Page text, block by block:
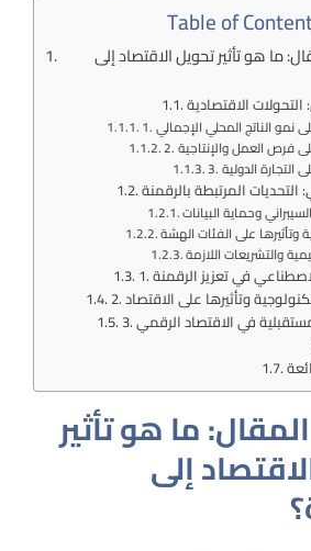
Table of
ما هو تأثير تحويل الاقتصاد إلى
الاقتصادية
على نمو الناتج المحلي الإجمالي
على فرص العمل والإنتاجية
التجارة الدولية
التحديات المرتبطة بالرقمنة
وحماية البيانات
وتأثيرها على الفئات الهشة
والتشريعات اللازمة
في تعزيز الرقمنة
وتأثيرها على الاقتصاد
في الاقتصاد الرقمي
ما هو تأثير
إلى